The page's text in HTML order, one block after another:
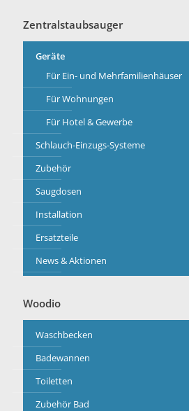
Zentralstaubsauger
Geräte
Für Ein- und Mehrfamilienhäuser
Für Wohnungen
Für Hotel & Gewerbe
Schlauch-Einzugs-Systeme
Zubehör
Saugdosen
Installation
Ersatzteile
News & Aktionen
Woodio
Waschbecken
Badewannen
Toiletten
Zubehör Bad